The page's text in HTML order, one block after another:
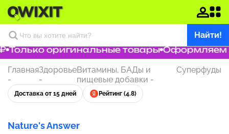
Найти!
Только оригинальные товары Оформляем
Главная
-
Здоровье
-
Витамины, БАДы и
пищевые добавки -
Суперфуды
Доставка от 15 дней Рейтинг (4.8)
Nature's Answer